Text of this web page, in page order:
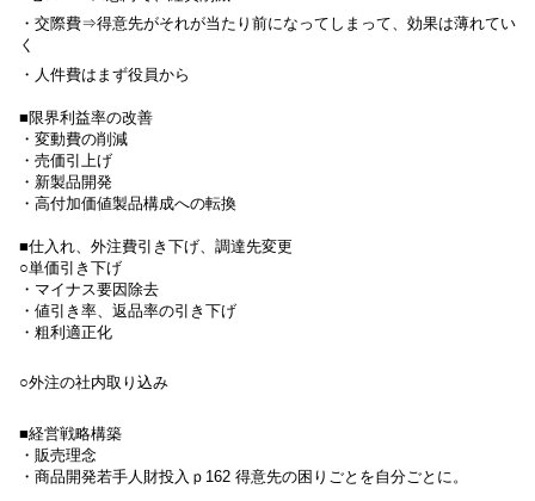
・交際費⇒得意先がそれが当たり前になってしまって、効果は薄れてい
く
・ 人件費はまず役員から
■限界利益率の改善
・変動費の削減
・売価引上げ
・新製品開発
・高付加価値製品構成への転換
■仕入れ、外注費引き下げ、調達先変更
○単価引き下げ
・マイナス要因除去
・値引き率、返品率の引き下げ
・粗利適正化
○外注の社内取り込み
■経営戦略構築
・販売理念
・商品開発若手人財投入ｐ 162 得意先の困りごとを自分ごとに。